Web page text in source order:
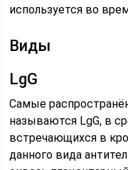
используется во
Виды
LgG
Самые
называются LgG, в
встречающихся в
данного вида